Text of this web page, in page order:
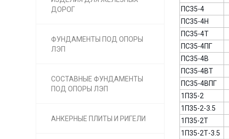
ДОРОГ
ФУНДАМЕНТЫ ПОД ОПОРЫ
ЛЭП
СОСТАВНЫЕ ФУНДАМЕНТЫ
ПОД ОПОРЫ ЛЭП
АНКЕРНЫЕ ПЛИТЫ И РИГЕЛИ
ПС35-4
ПС35-4Н
ПС35-4Т
ПС35-4ПГ
ПС35-4В
ПС35-4ВТ
ПС35-4ВПГ
1П35-2
1П35-2-3.5
1П35-2Т
1П35-2Т-3.5